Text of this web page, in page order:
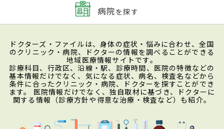
病院を探す
ドクターズ・ファイルは、身体の症状・悩みに合わせ、全国
のクリニック・病院、ドクターの情報を調べることができる
地域医療情報サイトです。
診療科目、行政区、沿線・駅、診療時間、医院の特徴などの
基本情報だけでなく、気になる症状、病名、検査名などから
条件に合ったクリニック・病院、ドクターを探すことができ
ます。 医院情報だけでなく、独自取材に基づき、ドクターに
関する情報（診療方針や得意な治療・検査など）も紹介。